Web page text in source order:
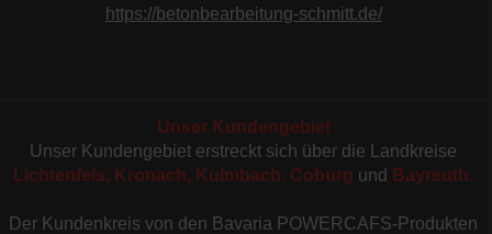
https://betonbearbeitung-schmitt.de/
Unser Kundengebiet
Unser Kundengebiet erstreckt sich über die Landkreise
Lichtenfels, Kronach, Kulmbach, Coburg und Bayreuth.
Der Kundenkreis von den Bavaria POWERCAFS-Produkten